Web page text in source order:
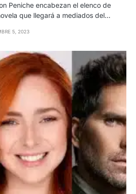
Peniche encabezan el elenco de
que llegará a mediados del…
5, 2023